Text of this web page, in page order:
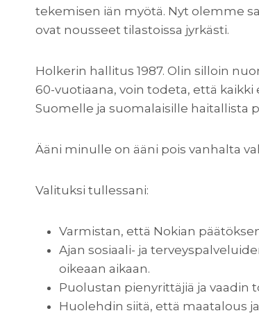
tekemisen iän myötä. Nyt olemme
ovat nousseet tilastoissa jyrkästi.
Holkerin hallitus 1987. Olin silloin
60-vuotiaana, voin todeta, että
Suomelle ja suomalaisille haitallista
Ääni minulle on ääni pois vanhalta
Valituksi tullessani:
Varmistan, että Nokian
Ajan sosiaali- ja
oikeaan aikaan.
Puolustan pienyrittäjiä ja vaadin
Huolehdin siitä, että maatalous